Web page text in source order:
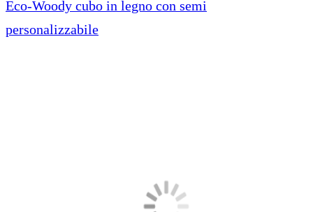
Eco-Woody cubo in legno con semi
personalizzabile